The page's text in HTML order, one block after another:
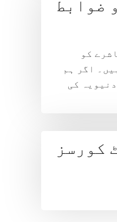
ضوابط
کو
اگر ہم
کی
کورسز